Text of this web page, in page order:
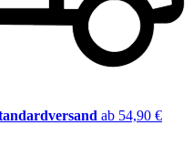
ab 54,90 €